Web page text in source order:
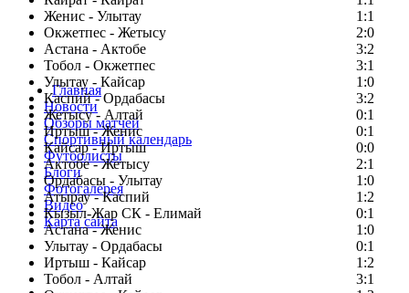
Женис - Улытау
1:1
Окжетпес - Жетысу
2:0
Астана - Актобе
3:2
Тобол - Окжетпес
3:1
Улытау - Кайсар
1:0
Каспий - Ордабасы
3:2
Жетысу - Алтай
0:1
Иртыш - Женис
0:1
Кайсар - Иртыш
0:0
Актобе - Жетысу
2:1
Ордабасы - Улытау
1:0
Атырау - Каспий
1:2
Кызыл-Жар СК - Елимай
0:1
Астана - Женис
1:0
Улытау - Ордабасы
0:1
Иртыш - Кайсар
1:2
Тобол - Алтай
3:1
Главная
Новости
Обзоры матчей
Спортивный календарь
Футболисты
Блоги
Фотогалерея
Видео
Карта сайта